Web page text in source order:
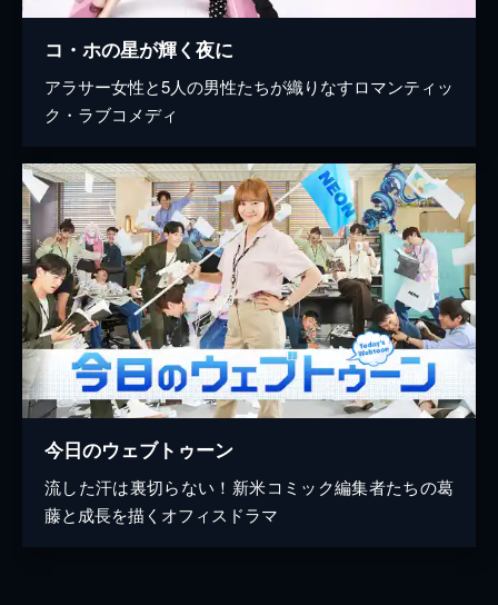
コ・ホの星が輝く夜に
アラサー女性と5人の男性たちが織りなすロマンティッ
ク・ラブコメディ
今日のウェブトゥーン
流した汗は裏切らない！新米コミック編集者たちの葛
藤と成長を描くオフィスドラマ